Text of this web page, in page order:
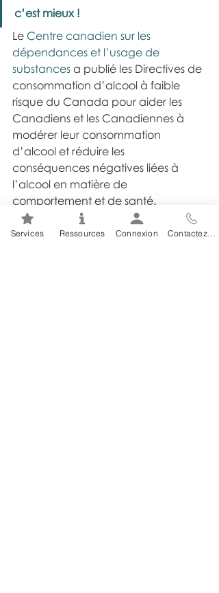
c’est mieux !
Le Centre canadien sur les
dépendances et l’usage de
substances a publié les Directives de
consommation d’alcool à faible
risque du Canada pour aider les
Canadiens et les Canadiennes à
modérer leur consommation
d’alcool et réduire les
conséquences négatives liées à
l’alcool en matière de
comportement et de santé.
Services Ressources Connexion Contactez-nous